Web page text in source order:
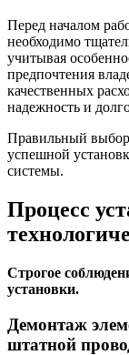
Перед началом
необходимо
учитывая
предпочтения
качественных
надежность и
Правильный выбор
успешной
системы.
Процесс
Строгое
установки.
Демонтаж
штатной